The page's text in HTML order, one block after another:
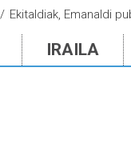
Ekitaldiak, Emanaldi
IRAILA